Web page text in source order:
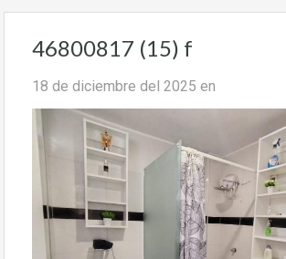
46800817 (15) f
18 de diciembre del 2025 en